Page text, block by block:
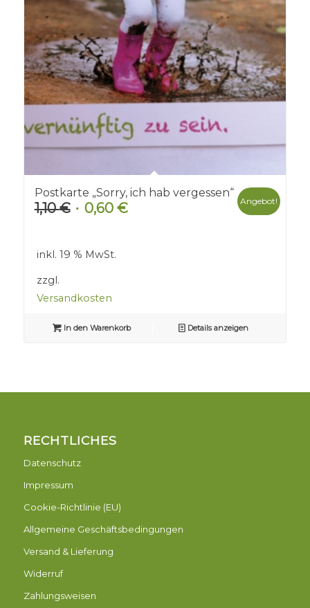
Postkarte „Sorry, ich hab vergessen“
1,10€ Ursprünglicher
1,10 €
0,60 €Aktueller
Angebot!
inkl. 19 % MwSt.
zzgl.
Versandkosten
In den Warenkorb Details anzeigen
RECHTLICHES
Datenschutz
Impressum
Cookie-Richtlinie (EU)
Allgemeine Geschäftsbedingungen
Versand & Lieferung
Widerruf
Zahlungsweisen